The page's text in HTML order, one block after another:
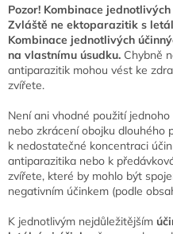
Pozor! Kombinace
Zvláště ne ektoparazitik s
Kombinace jednotlivých
na vlastnímu úsudku. Chybně
antiparazitik mohou vést ke
zvířete.
Není ani vhodné použití
nebo zkrácení obojku dlouhého
k nedostatečné koncentraci
antiparazitika nebo k
zvířete, které by mohlo být
negativním účinkem (podle
K jednotlivým nejdůležitějším